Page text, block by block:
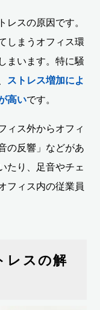
レスの原因です。
しまうオフィス環
まいます。特に騒
ストレス増加によ
高いです。
ィス外からオフィ
の反響」などがあ
たり、足音やチェ
フィス内の従業員
レスの解